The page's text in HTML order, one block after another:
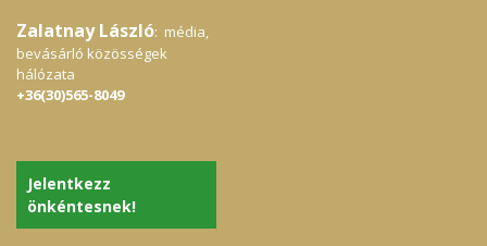
Zalatnay László: média,
bevásárló közösségek
hálózata
+36(30)565-8049
Jelentkezz
önkéntesnek!